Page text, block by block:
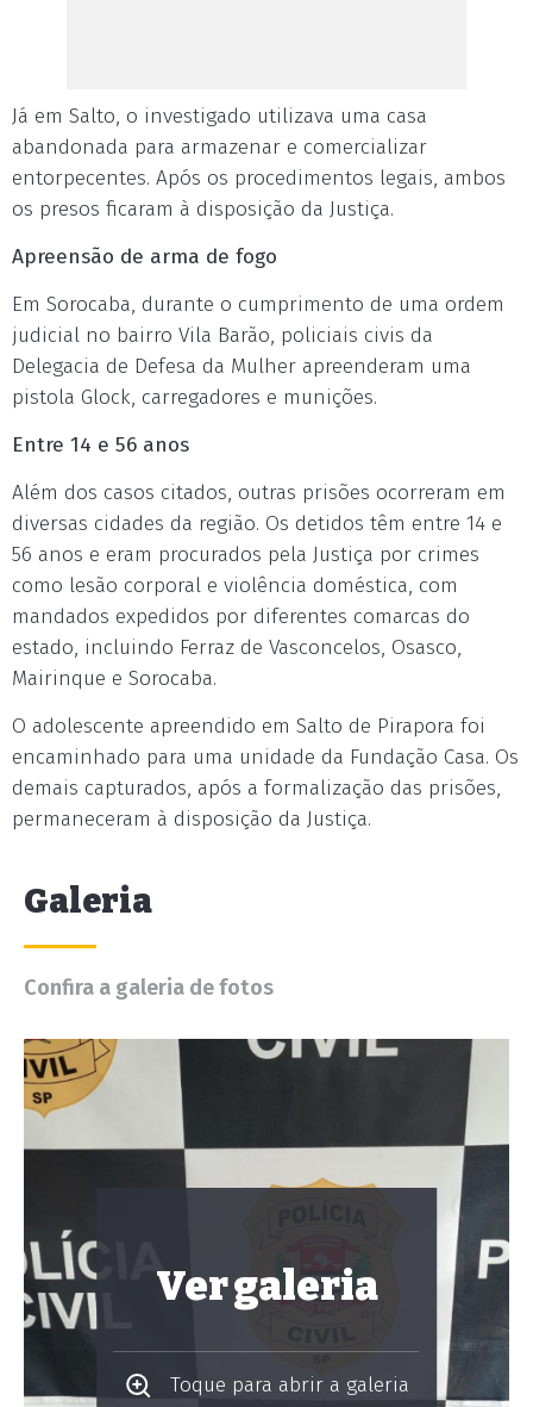
Já em Salto, o investigado utilizava uma casa
abandonada para armazenar e comercializar
entorpecentes. Após os procedimentos legais, ambos
os presos ficaram à disposição da Justiça.
Apreensão de arma de fogo
Em Sorocaba, durante o cumprimento de uma ordem
judicial no bairro Vila Barão, policiais civis da
Delegacia de Defesa da Mulher apreenderam uma
pistola Glock, carregadores e munições.
Entre 14 e 56 anos
Além dos casos citados, outras prisões ocorreram em
diversas cidades da região. Os detidos têm entre 14 e
56 anos e eram procurados pela Justiça por crimes
como lesão corporal e violência doméstica, com
mandados expedidos por diferentes comarcas do
estado, incluindo Ferraz de Vasconcelos, Osasco,
Mairinque e Sorocaba.
O adolescente apreendido em Salto de Pirapora foi
encaminhado para uma unidade da Fundação Casa. Os
demais capturados, após a formalização das prisões,
permaneceram à disposição da Justiça.
Galeria
Confira a galeria de fotos
Ver galeria
Toque para abrir a galeria